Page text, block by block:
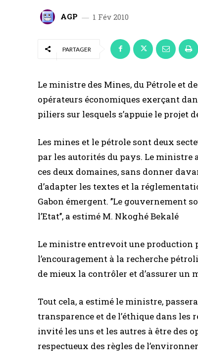
AGP 1 Fév 2010
PARTAGER
Le ministre des Mines, du Pétrole et
opérateurs économiques exerçant
piliers sur lesquels s’appuie le projet
Les mines et le pétrole sont deux
par les autorités du pays. Le ministre
ces deux domaines, sans donner
d’adapter les textes et la
Gabon émergent. ’’Le gouvernement
l’Etat’’, a estimé M. Nkoghé Bekalé
Le ministre entrevoit une production
l’encouragement à la recherche
de mieux la contrôler et d’assurer un
Tout cela, a estimé le ministre,
transparence et de l’éthique dans
invité les uns et les autres à être des
respectueux des règles de